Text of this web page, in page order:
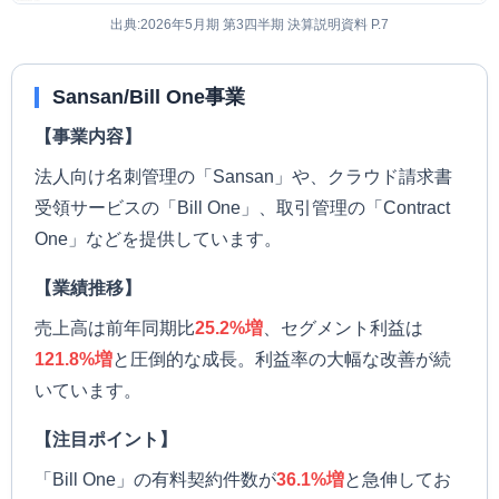
出典:2026年5月期 第3四半期 決算説明資料 P.7
Sansan/Bill One事業
【事業内容】
法人向け名刺管理の「Sansan」や、クラウド請求書
受領サービスの「Bill One」、取引管理の「Contract
One」などを提供しています。
【業績推移】
売上高は前年同期比25.2%増 、セグメント利益は
121.8%増と圧倒的な成長。利益率の大幅な改善が続
いています。
【注目ポイント】
「Bill One」の有料契約件数が36.1%増と急伸してお